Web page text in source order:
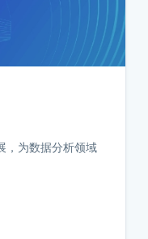
，为数据分析领域